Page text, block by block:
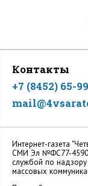
Контакты
+7 (8452) 65-
Интернет-газета
СМИ Эл №ФС77-
службой по
массовых